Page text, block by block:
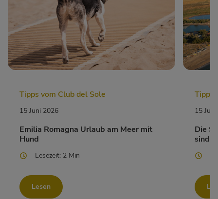
Tipps vom Club del Sole
15 Juni 2026
Emilia Romagna Urlaub am Meer mit
Hund
Lesezeit: 2 Min
Lesen
Tipps
15
Die
sind